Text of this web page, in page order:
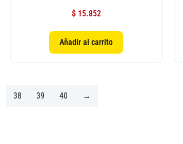
$15.852
Añadir al carrito
38 39 40 →